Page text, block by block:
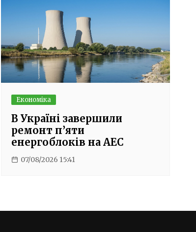
Економіка
В Україні завершили
ремонт п’яти
енергоблоків на АЕС
07/08/2026 15:41